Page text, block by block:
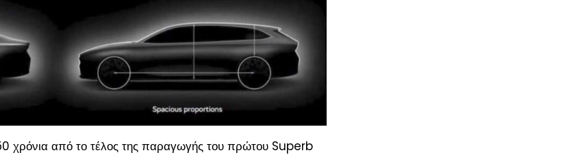
από το τέλος της παραγωγής του πρώτου Superb